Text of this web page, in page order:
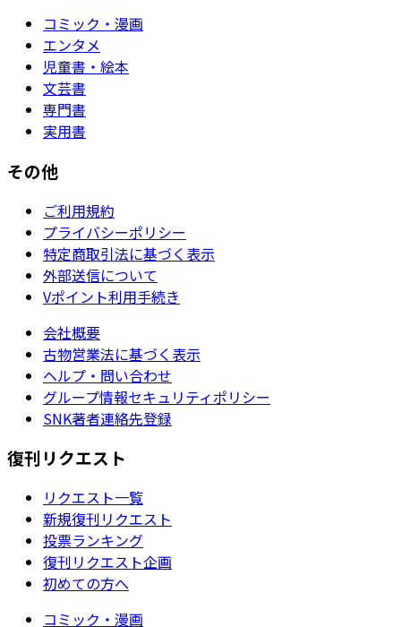
コミック・漫画
エンタメ
児童書・絵本
文芸書
専門書
実用書
その他
ご利用規約
プライバシーポリシー
特定商取引法に基づく表示
外部送信について
Vポイント利用手続き
会社概要
古物営業法に基づく表示
ヘルプ・問い合わせ
グループ情報セキュリティポリシー
SNK著者連絡先登録
復刊リクエスト
リクエスト一覧
新規復刊リクエスト
投票ランキング
復刊リクエスト企画
初めての方へ
コミック・漫画